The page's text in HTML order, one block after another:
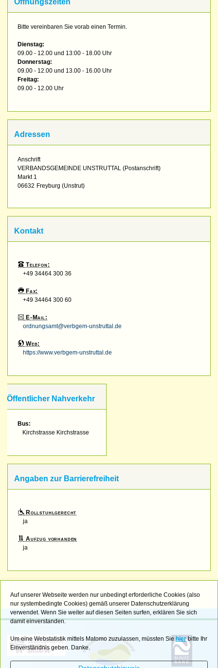
Auf unserer Webseite werden nur unbedingt erforderliche Cookies (also
nur systembedingte Cookies) gemäß unserer Datenschutzerklärung
verwendet. Wenn Sie weiter auf diesen Seiten surfen, erklären Sie sich
damit einverstanden.
Um eine Webstatistik mittels Matomo zuzulassen, müssten Sie hierbitte Ihr
Einverständnis geben. Danke.
Bitte vereinbaren Sie vorab einen Termin.
Dienstag:
09.00 - 12.00 und 13:00 - 18.00 Uhr
Donnerstag:
09.00 - 12.00 und 13.00 - 16.00 Uhr
Freitag:
09.00 - 12.00 Uhr
Adressen
Anschrift
VERBANDSGEMEINDE UNSTRUTTAL (Postanschrift)
Markt 1
06632 Freyburg (Unstrut)
Kontakt
Telefon:
+49 34464 300 36
Fax:
+49 34464 300 60
E-Mail:
ordnungsamt@verbgem-unstruttal.de
Web:
https://www.verbgem-unstruttal.de
Öffentlicher Nahverkehr
Bus:
Kirchstrasse Kirchstrasse
Angaben zur Barrierefreiheit
Rollstuhlgerecht
ja
Aufzug vorhanden
ja